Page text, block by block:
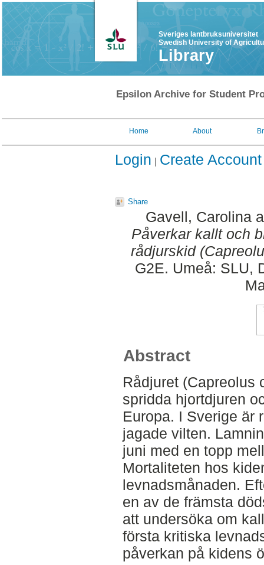
Sveriges lantbruksuniversitet
Swedish University of
Library
Epsilon Archive for Student
Home About
Login Create Account
Share
Gavell, Carolina
Påverkar kallt och
rådjurskid
G2E. Umeå: SLU,
Abstract
Rådjuret (Capreolus
spridda hjortdjuren
Europa. I Sverige är
jagade vilten.
juni med en topp
Mortaliteten hos
levnadsmånaden.
en av de främsta
att undersöka om
första kritiska
påverkan på kidens